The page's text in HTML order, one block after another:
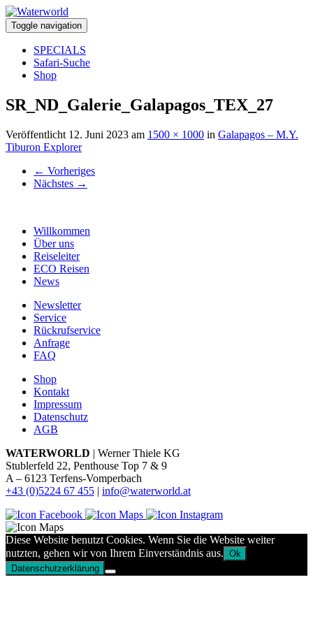
Toggle navigation
SPECIALS
Safari-Suche
Shop
SR_ND_Galerie_Galapagos_TEX_27
Veröffentlicht 12. Juni 2023 am 1500 × 1000 in Galapagos – M.Y.
Tiburon Explorer
← Vorheriges
Nächstes →
Willkommen
Über uns
Reiseleiter
ECO Reisen
News
Newsletter
Service
Rückrufservice
Anfrage
FAQ
Shop
Kontakt
Impressum
Datenschutz
AGB
WATERWORLD | Werner Thiele KG
Stublerfeld 22, Penthouse Top 7 & 9
A – 6123 Terfens-Vomperbach
+43 (0)5224 67 455 | info@waterworld.at
Diese Website benutzt Cookies. Wenn Sie die Website weiter
nutzten, gehen wir von Ihrem Einverständnis aus. Ok
Datenschutzerklärung